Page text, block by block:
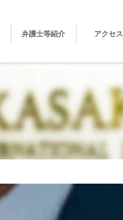
弁護士等紹介 アクセス